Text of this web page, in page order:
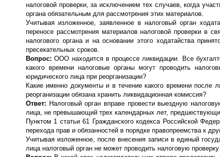
налоговой проверки, за исключением тех случаев, когда
органа обязательным для рассмотрения этих материалов.
Учитывая изложенное, заявленное в налоговый орган
переносе рассмотрения материалов налоговой проверки в
налогового органа и на основании этого ходатайства
пресекательных сроков.
Вопрос:ООО находится в процессе ликвидации. Все
какого времени налоговые органы могут проводить
юридического лица при реорганизации?
Какие именно документы и в течение какого времени после
реорганизации обязана хранить ликвидационная комиссия?
Ответ: Налоговый орган вправе провести выездную
лица, не превышающий трех календарных лет,
Пунктом 1 статьи 61 Гражданского кодекса Российской
перехода прав и обязанностей в порядке правопреемства к
Учитывая изложенное, после внесения записи в единый
лица налоговый орган не может проводить налоговую проверку